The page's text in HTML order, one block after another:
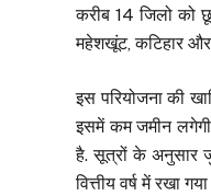
करीब 14 जिलो को
महेशखूंट, कटिहार
इस परियोजना की
इसमें कम जमीन
है. सूत्रों के अनुसार
वित्तीय वर्ष में रखा